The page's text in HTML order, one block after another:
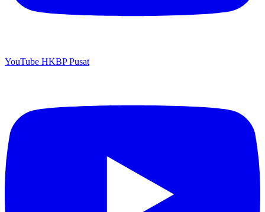
YouTube HKBP Pusat